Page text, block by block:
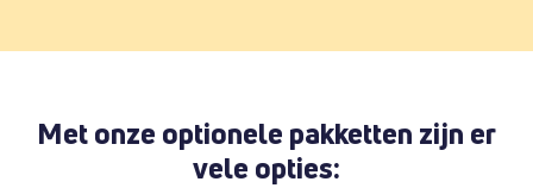
Met onze optionele pakketten zijn er
vele opties: